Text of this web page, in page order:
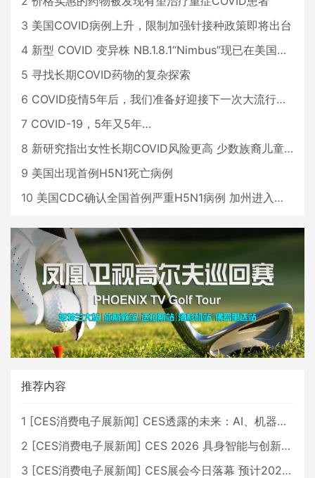
3 美国COVID病例上升，限制加强针接种政策即将出台
4 新型 COVID 变异株 NB.1.8.1“Nimbus”现已在美国占据主导地位
5 寻找长期COVID药物的复杂探索
6 COVID疫情5年后，我们准备好迎接下一次大流行了吗？
7 COVID-19，5年又5年…
8 新研究指出女性长期COVID风险更高 少数族裔儿童存在差异
9 美国出现首例H5N1死亡病例
10 美国CDC确认全国首例严重H5N1病例 加州进入紧急状态
推荐内容
1 [CES消费电子展新闻] CES透露的未来：AI、机器人与智能生活大爆发
2 [CES消费电子展新闻] CES 2026 具身智能与创新领域 中国公司大放异彩
3 [CES消费电子展新闻] CES展会今日落幕 预计2026行业收入将超五千亿美元